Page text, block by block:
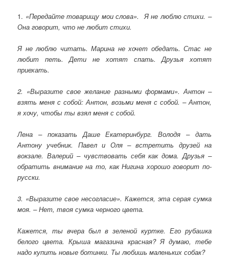
1. «Передайте товарищу мои слова». Я не люблю стихи. –
Она говорит, что не любит стихи.
Я не люблю читать. Марина не хочет обедать. Стас не
любит петь. Дети не хотят спать. Друзья хотят
приехать.
2. «Выразите свое желание разными формами». Антон –
взять меня с собой: Антон, возьми меня с собой. – Антон,
я хочу, чтобы ты взял меня с собой.
Лена – показать Даше Екатеринбург. Володя – дать
Антону учебник. Павел и Оля – встретить друзей на
вокзале. Валерий – чувствовать себя как дома. Друзья –
обратить внимание на то, как Нигина хорошо говорит по-
русски.
3. «Выразите свое несогласие». Кажется, эта серая сумка
моя. – Нет, твоя сумка черного цвета.
Кажется, ты вчера был в зеленой куртке. Его рубашка
белого цвета. Крыша магазина красная? Я думаю, тебе
надо купить новые ботинки. Ты любишь маленьких собак?